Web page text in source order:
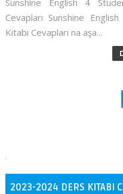
Sunshine English 4
Cevapları Sunshine
Kitabı Cevapları na aşa...
2023-2024 DERS KITABI